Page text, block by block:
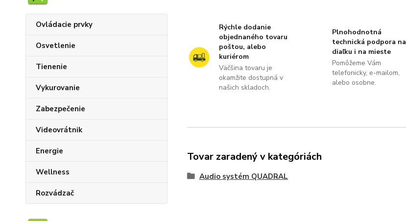
Ovládacie prvky
Osvetlenie
Tienenie
Vykurovanie
Zabezpečenie
Videovrátnik
Energie
Wellness
Rozvádzač
Rýchle dodanie
objednaného tovaru
poštou, alebo
kuriérom
Väčšina tovaru je
okamžite dostupná v
našich skladoch.
Plnohodnotná
technická podpora na
diaľku i na mieste
Pomôžeme Vám
telefonicky, e-mailom,
alebo osobne.
Tovar zaradený v kategóriách
Audio systém QUADRAL